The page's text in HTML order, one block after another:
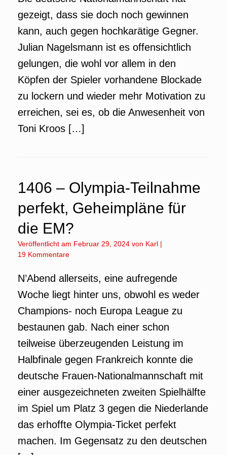
gezeigt, dass sie doch noch gewinnen
kann, auch gegen hochkarätige Gegner.
Julian Nagelsmann ist es offensichtlich
gelungen, die wohl vor allem in den
Köpfen der Spieler vorhandene Blockade
zu lockern und wieder mehr Motivation zu
erreichen, sei es, ob die Anwesenheit von
Toni Kroos […]
1406 – Olympia-Teilnahme
perfekt, Geheimpläne für
die EM?
Veröffentlicht am Februar 29, 2024 von Karl |
19 Kommentare
N’Abend allerseits, eine aufregende
Woche liegt hinter uns, obwohl es weder
Champions- noch Europa League zu
bestaunen gab. Nach einer schon
teilweise überzeugenden Leistung im
Halbfinale gegen Frankreich konnte die
deutsche Frauen-Nationalmannschaft mit
einer ausgezeichneten zweiten Spielhälfte
im Spiel um Platz 3 gegen die Niederlande
das erhoffte Olympia-Ticket perfekt
machen. Im Gegensatz zu den deutschen